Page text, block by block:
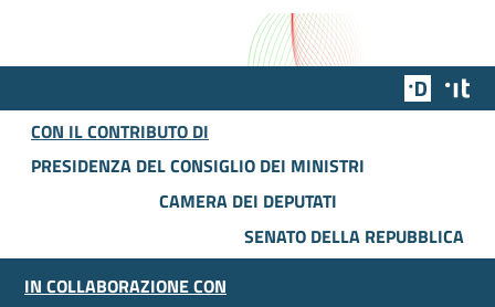
Team
CON IL CONTRIBUTO DI
PRESIDENZA DEL CONSIGLIO DEI MINISTRI
CAMERA DEI DEPUTATI
SENATO DELLA REPUBBLICA
IN COLLABORAZIONE CON